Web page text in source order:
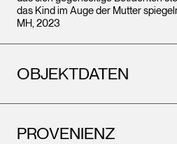
das Kind im Auge der Mutter
MH, 2023
OBJEKTDATEN
PROVENIENZ